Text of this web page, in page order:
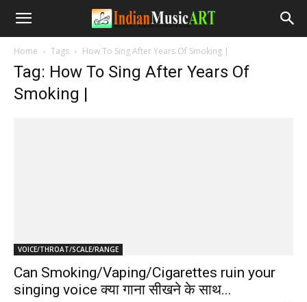
Home Tags How To Sing After Years Of Smoking |
Tag: How To Sing After Years Of
Smoking |
VOICE/THROAT/SCALE/RANGE
Can Smoking/Vaping/Cigarettes ruin your
singing voice क्या गाना सीखने के साथ...